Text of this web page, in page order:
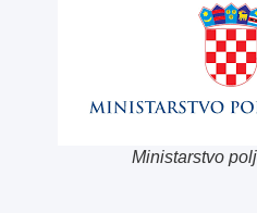
Ministarstvo